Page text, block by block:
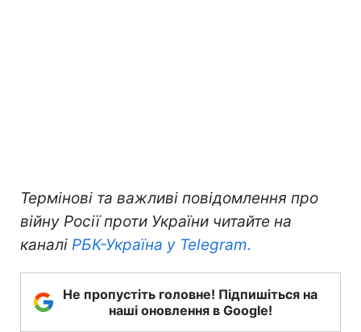
Термінові та важливі повідомлення про
війну Росії проти України читайте на
каналі РБК-Україна у Telegram.
Не пропустіть головне! Підпишіться на
наші оновлення в Google!